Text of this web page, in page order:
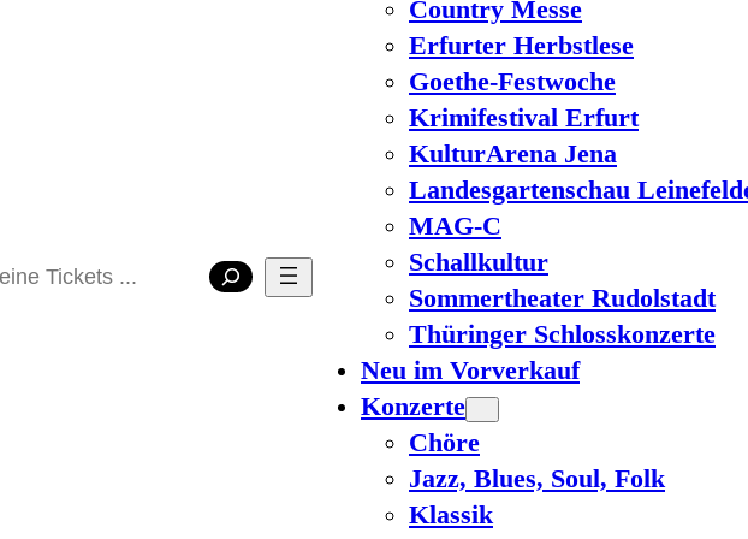
Country Messe
Erfurter Herbstlese
Goethe-Festwoche
Krimifestival Erfurt
KulturArena Jena
Landesgartenschau
MAG-C
Schallkultur
Sommertheater Rudolstadt
Thüringer Schlosskonzerte
Neu im Vorverkauf
Konzerte
Chöre
Jazz, Blues, Soul, Folk
Klassik